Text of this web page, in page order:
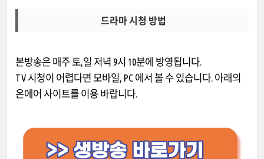
드라마 시청 방법
본방송은 매주 토,일 저녁 9시 10분에 방영됩니다.
TV 시청이 어렵다면 모바일, PC 에서 볼 수 있습니다. 아래의
온에어 사이트를 이용 바랍니다.